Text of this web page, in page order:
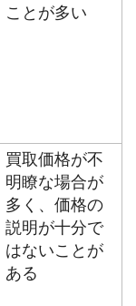
ことが多い
買取価格が不
明瞭な場合が
多く、価格の
説明が十分で
はないことが
ある